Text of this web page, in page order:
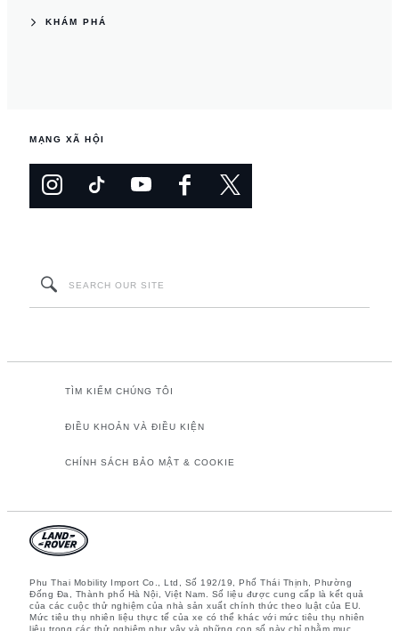
KHÁM PHÁ
MẠNG XÃ HỘI
TÌM KIẾM CHÚNG TÔI
ĐIỀU KHOẢN VÀ ĐIỀU KIỆN
CHÍNH SÁCH BẢO MẬT & COOKIE
Phu Thai Mobility Import Co., Ltd, Số 192/19, Phố Thái Thịnh, Phường
Đống Đa, Thành phố Hà Nội, Việt Nam. Số liệu được cung cấp là kết quả
của các cuộc thử nghiệm của nhà sản xuất chính thức theo luật của EU.
Mức tiêu thụ nhiên liệu thực tế của xe có thể khác với mức tiêu thụ nhiên
liệu trong các thử nghiệm như vậy và những con số này chỉ nhằm mục